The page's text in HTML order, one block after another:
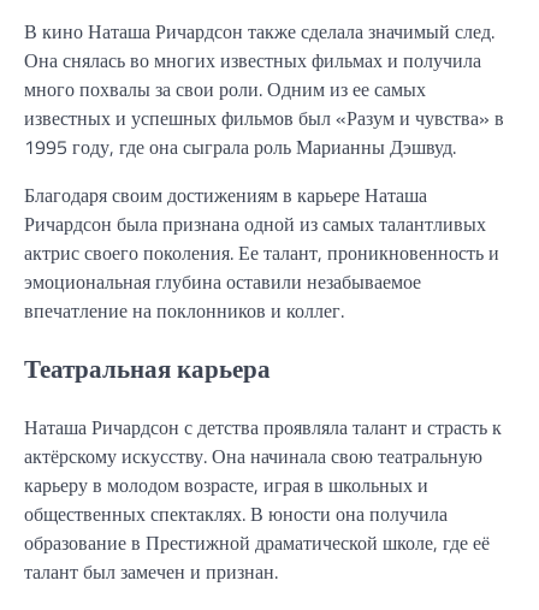
В кино Наташа Ричардсон также сделала значимый след.
Она снялась во многих известных фильмах и получила
много похвалы за свои роли. Одним из ее самых
известных и успешных фильмов был «Разум и чувства» в
1995 году, где она сыграла роль Марианны Дэшвуд.
Благодаря своим достижениям в карьере Наташа
Ричардсон была признана одной из самых талантливых
актрис своего поколения. Ее талант, проникновенность и
эмоциональная глубина оставили незабываемое
впечатление на поклонников и коллег.
Театральная карьера
Наташа Ричардсон с детства проявляла талант и страсть к
актёрскому искусству. Она начинала свою театральную
карьеру в молодом возрасте, играя в школьных и
общественных спектаклях. В юности она получила
образование в Престижной драматической школе, где её
талант был замечен и признан.